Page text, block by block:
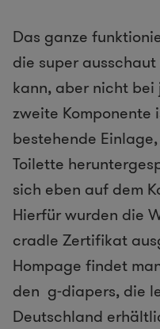
Das ganze
die super
kann, aber nicht bei
zweite Komponente
bestehende
Toilette
sich eben auf dem
Hierfür wurden die
cradle Zertifikat
Hompage findet
den g-diapers, die
Deutschland